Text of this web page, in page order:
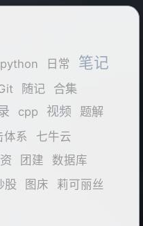
python 日常 笔记
随记 合集
cpp 视频
题解
体系 七牛云
团建 数据库
股 图床 莉可丽丝